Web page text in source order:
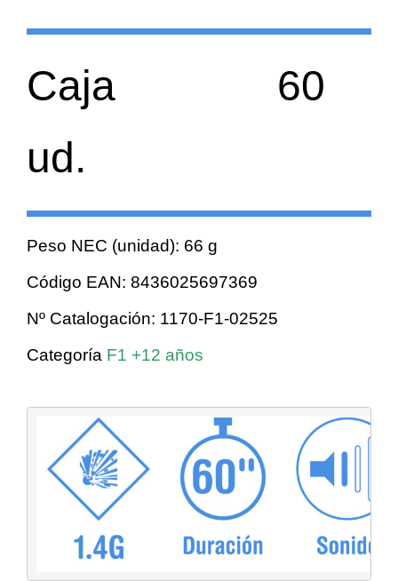
Caja 60
ud.
Peso NEC (unidad): 66 g
Código EAN: 8436025697369
Nº Catalogación: 1170-F1-02525
Categoría F1 +12 años